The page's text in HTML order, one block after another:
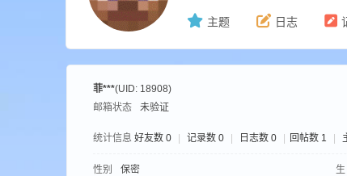
ne
主题 日志
菲***(UID: 18908)
邮箱状态
未验证
统计信息 好友数 0 记录数 0 日志数 0 回帖数 1
性别 保密 生